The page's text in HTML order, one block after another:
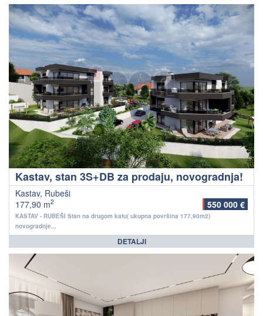
Kastav, stan 3S+DB za prodaju, novogradnja!
Kastav, Rubeši
177,90 m2 550 000 €
KASTAV - RUBEŠI Stan na drugom katu( ukupna površina 177,90m2)
novogradnje...
DETALJI